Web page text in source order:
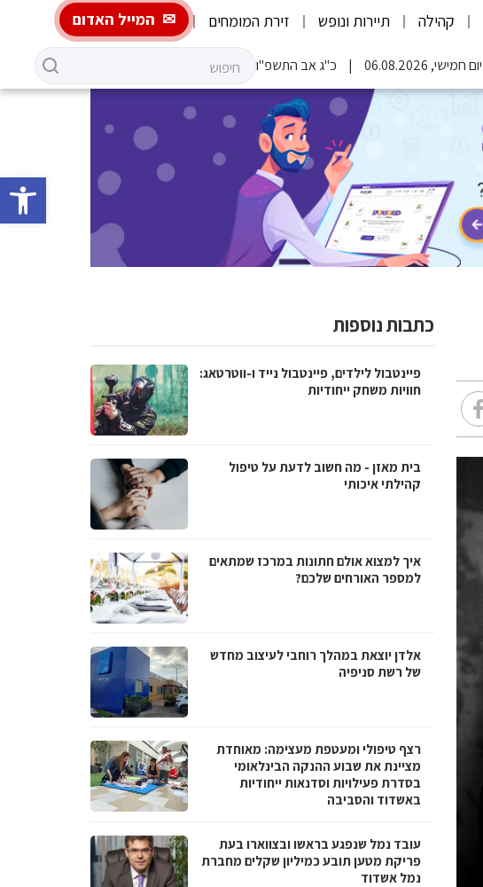
פתח
קהילה תיירות ונופש זירת המומחים המייל האדום
יום חמישי, 06.08.2026 כ"ג אב התשפ"ו
כתבות נוספות
פיינטבול לילדים, פיינטבול נייד ו-ווטרטאג:
חוויות משחק ייחודיות
בית מאזן - מה חשוב לדעת על טיפול
קהילתי איכותי
איך למצוא אולם חתונות במרכז שמתאים
למספר האורחים שלכם?
אלדן יוצאת במהלך רוחבי לעיצוב מחדש
של רשת סניפיה
רצף טיפולי ומעטפת מעצימה: מאוחדת
מציינת את שבוע ההנקה הבינלאומי
בסדרת פעילויות וסדנאות ייחודיות
באשדוד והסביבה
עובד נמל שנפגע בראשו ובצווארו בעת
פריקת מטען תובע כמיליון שקלים מחברת
נמל אשדוד